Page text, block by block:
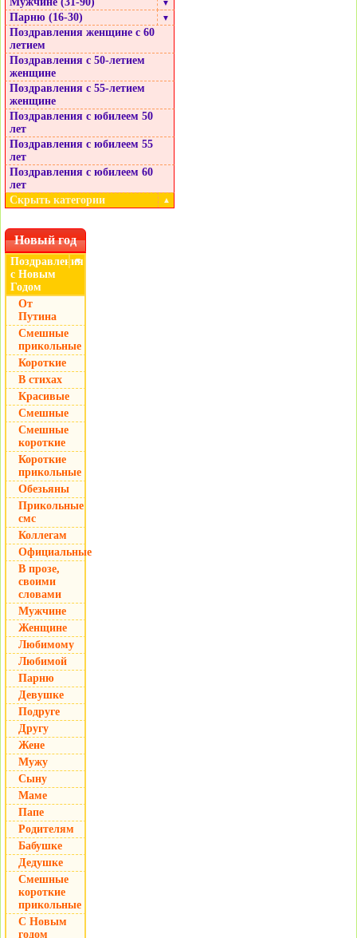
▼
Парню (16-30) ▼
Поздравления женщине с 60
летием
Поздравления с 50-летием
женщине
Поздравления с 55-летием
женщине
Поздравления с юбилеем 50
лет
Поздравления с юбилеем 55
лет
Поздравления с юбилеем 60
лет
Скрыть категории
▲
Новый год
Поздравления
с Новым
Годом
▼
От
Путина
Смешные
прикольные
Короткие
В стихах
Красивые
Смешные
Смешные
короткие
Короткие
прикольные
Обезьяны
Прикольные
смс
Коллегам
Официальные
В прозе,
своими
словами
Мужчине
Женщине
Любимому
Любимой
Парню
Девушке
Подруге
Другу
Жене
Мужу
Сыну
Маме
Папе
Родителям
Бабушке
Дедушке
Смешные
короткие
прикольные
С Новым
годом